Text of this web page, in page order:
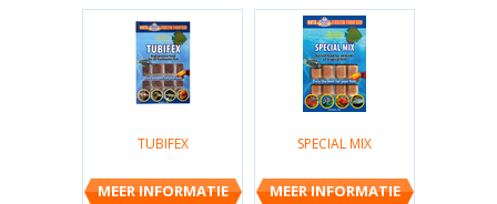
TUBIFEX
MEER INFORMATIE
SPECIAL MIX
MEER INFORMATIE